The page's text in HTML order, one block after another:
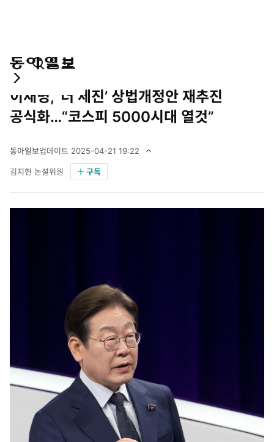
통
검
색
마
페
이
지
전
메
뉴
펼
기
정치 더불어민주당
이재명, ‘더 세진’ 상법개정안 재추진
공식화…“코스피 5000시대 열것”
동아일보업데이트 2025-04-21 19:22
0
년
김지현 논설위원 구독